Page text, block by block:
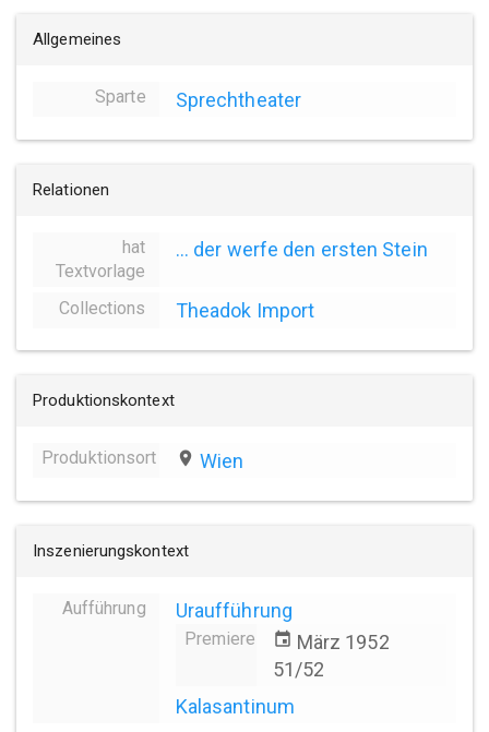
Allgemeines
Sparte Sprechtheater
Relationen
hat
Textvorlage
... der werfe den ersten Stein
Collections Theadok Import
Produktionskontext
Produktionsort place Wien
Inszenierungskontext
Aufführung Uraufführung
Premiere event März 1952
51/52
Kalasantinum